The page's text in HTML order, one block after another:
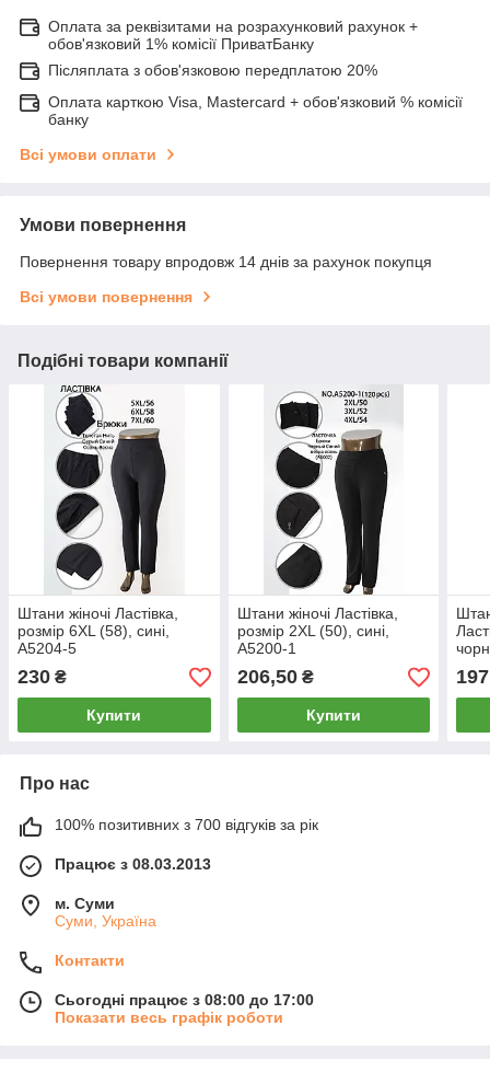
Оплата за реквізитами на розрахунковий рахунок +
обов'язковий 1% комісії ПриватБанку
Післяплата з обов'язковою передплатою 20%
Оплата карткою Visa, Mastercard + обов'язковий % комісії
банку
Всі умови оплати
Умови повернення
Повернення товару впродовж 14 днів за рахунок покупця
Всі умови повернення
Подібні товари компанії
Штани жіночі Ластівка,
розмір 6XL (58), сині,
А5204-5
230 ₴
Купити
Штани жіночі Ластівка,
розмір 2XL (50), сині,
А5200-1
206,50₴
Купити
Про нас
100% позитивних з 700 відгуків за рік
Працює з 08.03.2013
м. Суми
Суми, Україна
Контакти
Сьогодні працює з 08:00 до 17:00
Показати весь графік роботи